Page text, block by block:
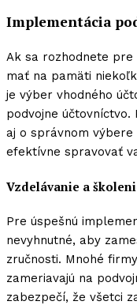
Implementácia
Ak sa rozhodnete pre
mať na pamäti
je výber vhodného
podvojne účtovníctvo.
aj o správnom
efektívne spravovať
Vzdelávanie a
Pre úspešnú
nevyhnutné, aby
zručnosti. Mnohé
zameriavajú na
zabezpečí, že všetci